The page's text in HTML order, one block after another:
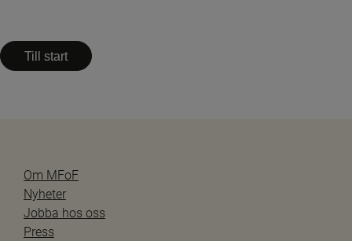
Till start
Om MFoF
Nyheter
Jobba hos oss
Press